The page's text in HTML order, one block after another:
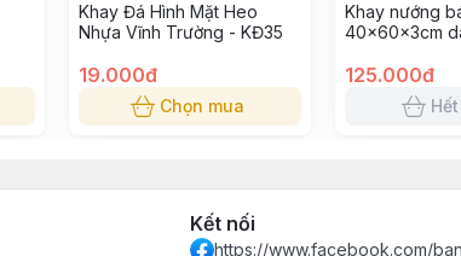
Khay Đá Hình Mặt Heo
Nhựa Vĩnh Trường - KĐ35
19.000đ
Chọn mua
Khay nướng
40x60x3cm
125.000đ
Kết nối
https://www.facebook.com/